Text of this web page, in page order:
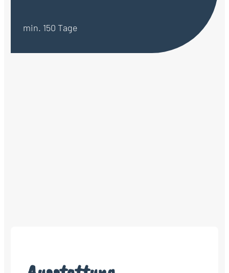
min. 150 Tage